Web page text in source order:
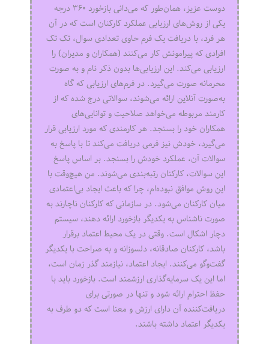
دوست عزیز، همان‌طور که می‌دانی بازخورد ۳۶۰ درجه
یکی از روش‌های ارزیابی عملکرد کارکنان است که در آن
هر فرد، با دریافت یک فرم حاوی تعدادی سوال، تک تک
افرادی که پیرامونش کار می‌کنند (همکاران و مدیران) را
ارزیابی می‌کند. این ارزیابی‌ها بدون ذکر نام و به صورت
محرمانه صورت می‌گیرد. در فرم‌های ارزیابی که گاه
به‌صورت آنلاین ارائه می‌شوند، سوالاتی درج شده که از
کارمند مربوطه می‌خواهد صلاحیت و توانایی‌های
همکاران خود را بسنجد. هر کارمندی که مورد ارزیابی قرار
می‌گیرد، خودش نیز فرمی دریافت می‌کند تا با پاسخ به
سوالات آن، عملکرد خودش را بسنجد. بر اساس پاسخ
این سوالات، کارکنان رتبه‌بندی می‌شوند. من هیچ‌وقت با
این روش موافق نبوده‌ام، چرا که باعث ایجاد بی‌اعتمادی
میان کارکنان می‌شود. در سازمانی که کارکنان ناچارند به
صورت ناشناس به یکدیگر بازخورد ارائه دهند، سیستم
دچار اشکال است. وقتی در یک محیط اعتماد برقرار
باشد، کارکنان صادقانه، دلسوزانه و به صراحت با یکدیگر
گفت‌وگو می‌کنند. ایجاد اعتماد، نیازمند گذر زمان است،
اما این یک سرمایه‌گذاری ارزشمند است. بازخورد باید با
حفظ احترام ارائه شود و تنها در صورتی برای
دریافت‌کننده آن دارای ارزش و معنا است که دو طرف به
یکدیگر اعتماد داشته باشند.